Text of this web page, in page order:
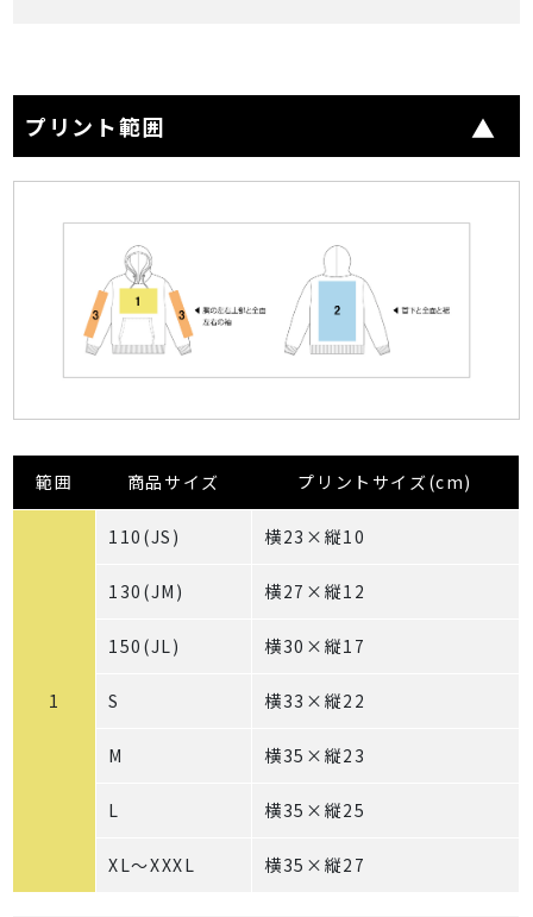
プリント範囲
範囲 商品サイズ プリントサイズ(cm)
1
110(JS) 横23×縦10
130(JM) 横27×縦12
150(JL) 横30×縦17
S 横33×縦22
M 横35×縦23
L 横35×縦25
XL～XXXL 横35×縦27